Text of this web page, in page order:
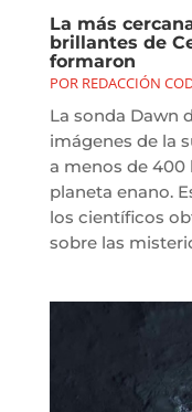
La más
brillantes de
formaron
POR REDACCIÓN
La sonda Dawn
imágenes de la
a menos de 400
planeta enano.
los científicos
sobre las